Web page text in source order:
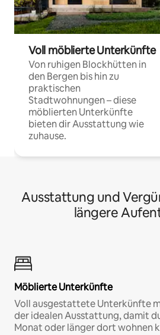
Voll möblierte Unterkünfte
Von ruhigen Blockhütten in
den Bergen bis hin zu
praktischen
Stadtwohnungen – diese
möblierten Unterkünfte
bieten dir Ausstattung wie
zuhause.
Ausstattung und
längere
Möblierte Unterkünfte
Voll ausgestattete Unterkünfte
der idealen Ausstattung, damit
Monat oder länger dort wohnen